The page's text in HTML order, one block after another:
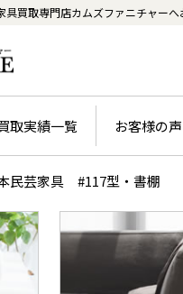
具買取専門店カムズファニチャーへ
取実績一覧 お客様の声
民芸家具 #117型・書棚